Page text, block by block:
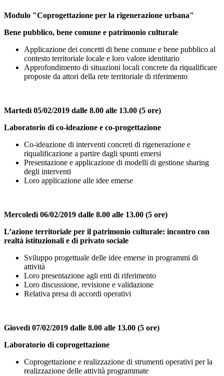
Modulo "Coprogettazione per la rigenerazione urbana"
Bene pubblico, bene comune e patrimonio culturale
Applicazione dei concetti di bene comune e bene pubblico al
contesto territoriale locale e loro valore identitario
Approfondimento di situazioni locali concrete da riqualificare
proposte da attori della rete territoriale di riferimento
Martedì 05/02/2019 dalle 8.00 alle 13.00 (5 ore)
Laboratorio di co-ideazione e co-progettazione
Co-ideazione di interventi concreti di rigenerazione e
riqualificazione a partire dagli spunti emersi
Presentazione e applicazione di modelli di gestione sharing
degli interventi
Loro applicazione alle idee emerse
Mercoledì 06/02/2019 dalle 8.00 alle 13.00 (5 ore)
L’azione territoriale per il patrimonio culturale: incontro con
realtà istituzionali e di privato sociale
Sviluppo progettuale delle idee emerse in programmi di
attività
Loro presentazione agli enti di riferimento
Loro discussione, revisione e validazione
Relativa presa di accordi operativi
Giovedì 07/02/2019 dalle 8.00 alle 13.00 (5 ore)
Laboratorio di coprogettazione
Coprogettazione e realizzazione di strumenti operativi per la
realizzazione delle attività programmate